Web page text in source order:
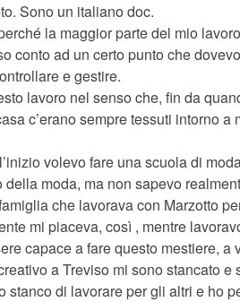
Sono un italiano doc.
la maggior parte del mio
conto ad un certo punto che
e gestire.
lavoro nel senso che, fin da
c’erano sempre tessuti intorno
volevo fare una scuola di
moda, ma non sapevo
che lavorava con Marzotto
mi piaceva, così , mentre
capace a fare questo mestiere, a
a Treviso mi sono stancato
di lavorare per gli altri e ho